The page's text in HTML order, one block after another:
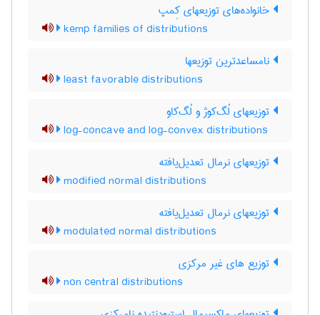
خانواده‌های توزیعهای کِمپ
kemp families of distributions
نامساعدترین توزیعها
least favorable distributions
توزیعهای لُگ‌کوژ و لُگ‌کاو
log-concave and log-convex distributions
توزیعهای نرمال تعدیل‌یافته
modified normal distributions
توزیعهای نرمال تعدیل‌یافته
modulated normal distributions
توزیع های غیر مرکزی
non central distributions